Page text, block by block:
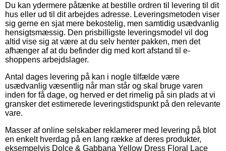
Du kan ydermere påtænke at bestille ordren til levering til dit
hus eller ud til dit arbejdes adresse. Leveringsmetoden viser
sig gerne en sjat mere bekostelig, men samtidig usædvanlig
hensigtsmæssig. Den prisbilligste leveringsmodel vil dog
altid vise sig at være at du selv henter pakken, men det
afhænger af at du befinder dig med kort afstand til e-
shoppens arbejdslager.
Antal dages levering på kan i nogle tilfælde være
usædvanlig væsentlig når man står og skal bruge varen
inden for få dage, og herved er det rimelig på sin plads at vi
gransker det estimerede leveringstidspunkt på den relevante
vare.
Masser af online selskaber reklamerer med levering på blot
en enkelt hverdag på en lang række af deres produkter,
eksempelvis Dolce & Gabbana Yellow Dress Floral Lace